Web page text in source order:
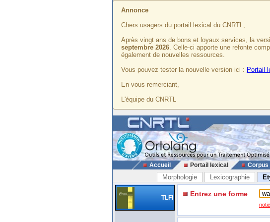
Annonce
Chers usagers du portail lexical du CNRTL,
Après vingt ans de bons et loyaux services, la
septembre 2026. Celle-ci apporte une refonte
également de nouvelles ressources.
Vous pouvez tester la nouvelle version ici : Portail
En vous remerciant,
L'équipe du CNRTL
Accueil Portail lexical Corpus
Morphologie Lexicographie
TLFi Entrez une forme